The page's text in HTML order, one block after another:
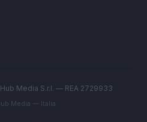
Media S.r.l. — REA 2729933
Media — Italia